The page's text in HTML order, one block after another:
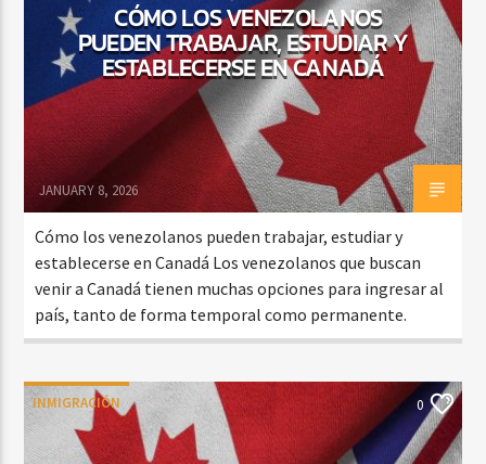
CÓMO LOS VENEZOLANOS
PUEDEN TRABAJAR, ESTUDIAR Y
ESTABLECERSE EN CANADÁ
JANUARY 8, 2026
Cómo los venezolanos pueden trabajar, estudiar y
establecerse en Canadá Los venezolanos que buscan
venir a Canadá tienen muchas opciones para ingresar al
país, tanto de forma temporal como permanente.
INMIGRACIÓN 0